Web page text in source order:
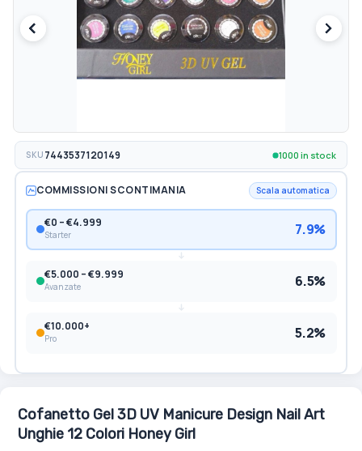
immagini
SKU 7443537120149 1000 in stock
COMMISSIONI SCONTIMANIA Scala automatica
€0 – €4.999
Starter 7.9%
€5.000 – €9.999
Avanzate 6.5%
€10.000+
Pro 5.2%
Cofanetto Gel 3D UV Manicure Design Nail Art
Unghie 12 Colori Honey Girl